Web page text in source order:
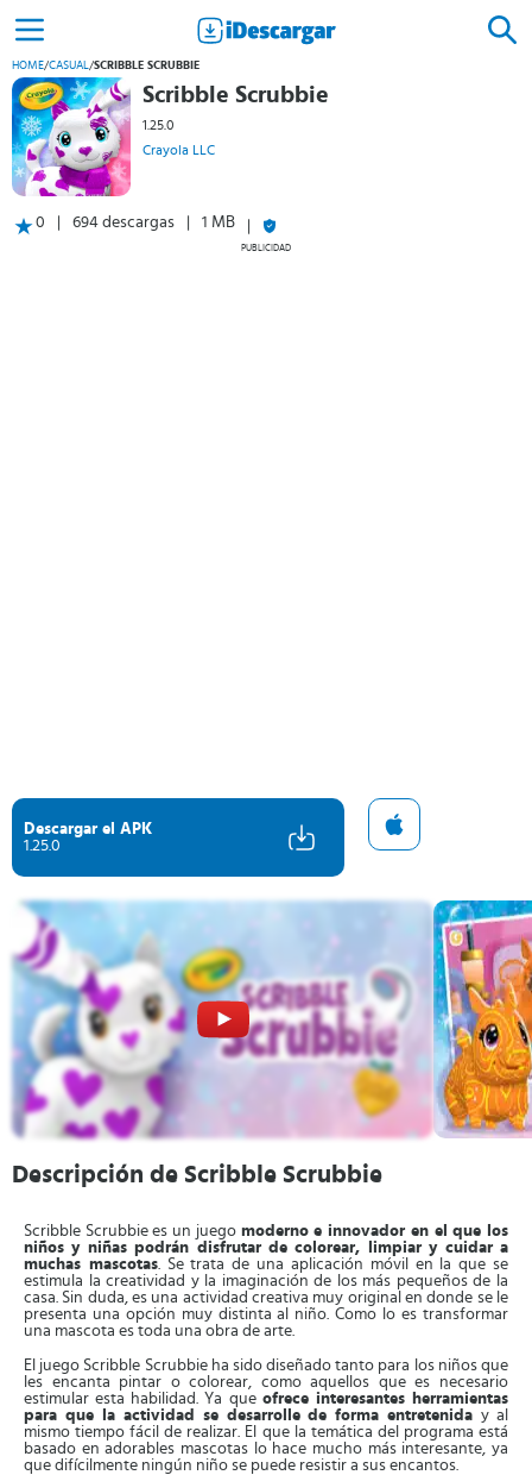
HOME/CASUAL/SCRIBBLE SCRUBBIE
Scribble Scrubbie
1.25.0
Crayola LLC
0 694 descargas 1 MB
PUBLICIDAD
Descargar el APK
1.25.0
Descripción de Scribble Scrubbie
Scribble Scrubbie es un juego moderno e innovador en el que los
niños y niñas podrán disfrutar de colorear, limpiar y cuidar a
muchas mascotas. Se trata de una aplicación móvil en la que se
estimula la creatividad y la imaginación de los más pequeños de la
casa. Sin duda, es una actividad creativa muy original en donde se le
presenta una opción muy distinta al niño. Como lo es transformar
una mascota es toda una obra de arte.
El juego Scribble Scrubbie ha sido diseñado tanto para los niños que
les encanta pintar o colorear, como aquellos que es necesario
estimular esta habilidad. Ya que ofrece interesantes herramientas
para que la actividad se desarrolle de forma entreteniday al
mismo tiempo fácil de realizar. El que la temática del programa está
basado en adorables mascotas lo hace mucho más interesante, ya
que difícilmente ningún niño se puede resistir a sus encantos.